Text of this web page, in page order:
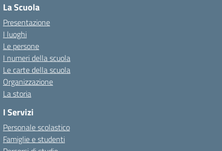
La Scuola
Presentazione
I luoghi
Le persone
I numeri della scuola
Le carte della scuola
Organizzazione
La storia
I Servizi
Personale scolastico
Famiglie e studenti